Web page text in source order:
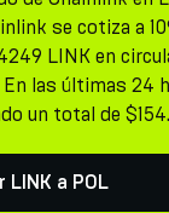
se cotiza a
LINK en
las últimas 24
un total de
LINK a POL